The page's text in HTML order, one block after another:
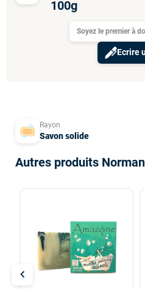
100g
Soyez le premier à
Ecrire
Rayon
Savon solide
Autres produits
chevron_left